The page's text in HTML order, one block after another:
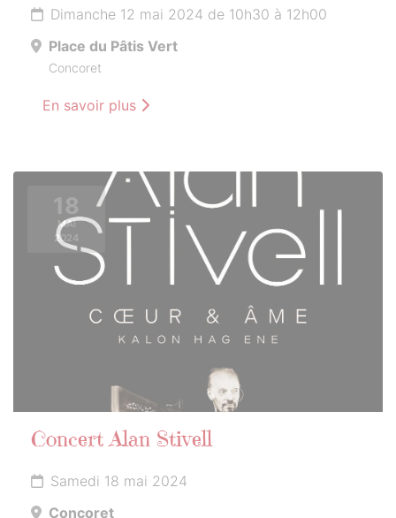
Dimanche 12 mai 2024 de 10h30 à 12h00
Place du Pâtis Vert
Concoret
En savoir plus
18
MAI
2024
Concert Alan Stivell
Samedi 18 mai 2024
Concoret